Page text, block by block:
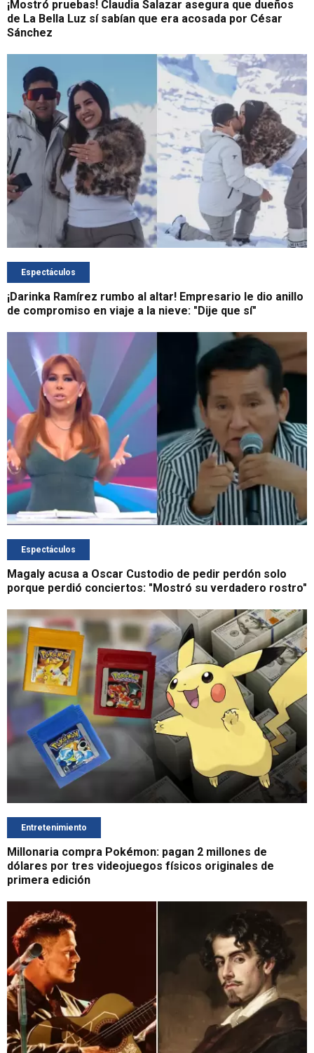
¡Mostró pruebas! Claudia Salazar asegura que dueños
de La Bella Luz sí sabían que era acosada por César
Sánchez
Espectáculos
¡Darinka Ramírez rumbo al altar! Empresario le dio anillo
de compromiso en viaje a la nieve: "Dije que sí"
Espectáculos
Magaly acusa a Oscar Custodio de pedir perdón solo
porque perdió conciertos: "Mostró su verdadero rostro"
Entretenimiento
Millonaria compra Pokémon: pagan 2 millones de
dólares por tres videojuegos físicos originales de
primera edición